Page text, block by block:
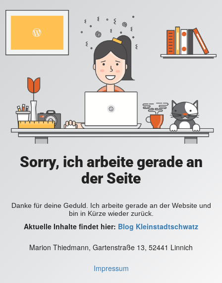
Sorry, ich arbeite gerade an
der Seite
Danke für deine Geduld. Ich arbeite gerade an der Website und
bin in Kürze wieder zurück.
Aktuelle Inhalte findet hier: Blog Kleinstadtschwatz
Marion Thiedmann, Gartenstraße 13, 52441 Linnich
Impressum